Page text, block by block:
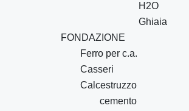
H2O
Ghiaia
FONDAZIONE
Ferro per c.a.
Casseri
Calcestruzzo
cemento